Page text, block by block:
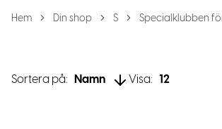
Hem Din shop S Specialklubben
Sortera på: Namn Visa: 12